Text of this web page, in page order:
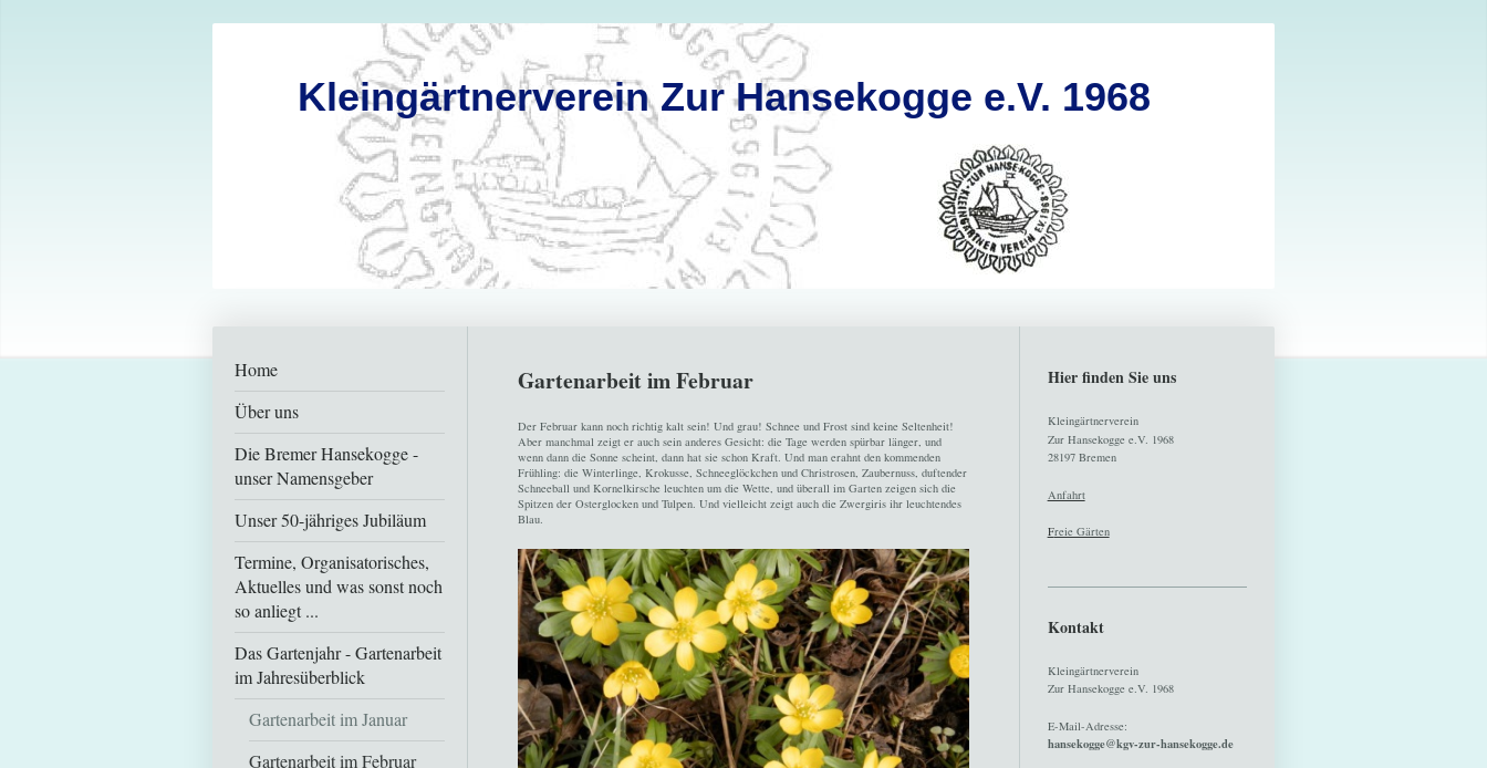
Kleingärtnerverein Zur Hansekogge e.V. 1968
Home
Über uns
Die Bremer Hansekogge -
unser Namensgeber
Unser 50-jähriges Jubiläum
Termine, Organisatorisches,
Aktuelles und was sonst noch
so anliegt ...
Das Gartenjahr - Gartenarbeit
im Jahresüberblick
Gartenarbeit im Januar
Gartenarbeit im Februar
Gartenarbeit im Februar
Der Februar kann noch richtig kalt sein! Und grau! Schnee und Frost sind keine Seltenheit!
Aber manchmal zeigt er auch sein anderes Gesicht: die Tage werden spürbar länger, und
wenn dann die Sonne scheint, dann hat sie schon Kraft. Und man erahnt den kommenden
Frühling: die Winterlinge, Krokusse, Schneeglöckchen und Christrosen, Zaubernuss, duftender
Schneeball und Kornelkirsche leuchten um die Wette, und überall im Garten zeigen sich die
Spitzen der Osterglocken und Tulpen. Und vielleicht zeigt auch die Zwergiris ihr leuchtendes
Blau.
Hier finden Sie uns
Kleingärtnerverein
Zur Hansekogge e.V. 1968
28197 Bremen
Anfahrt
Freie Gärten
Kontakt
Kleingärtnerverein
Zur Hansekogge e.V. 1968
E-Mail-Adresse:
hansekogge@kgv-zur-hansekogge.de